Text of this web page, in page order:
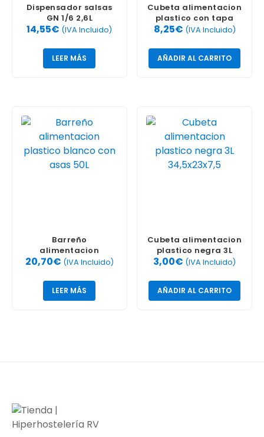
Dispensador salsas
GN 1/6 2,6L
14,55€ (IVA Incluido)
LEER MÁS
Cubeta alimentacion
plastico con tapa
blanca 4L
8,25€ (IVA Incluido)
AÑADIR AL CARRITO
Barreño
alimentacion
plastico blanco con
20,70€ (IVA Incluido)
LEER MÁS
Cubeta alimentacion
plastico negra 3L
34,5x23x7,5
3,00€ (IVA Incluido)
AÑADIR AL CARRITO